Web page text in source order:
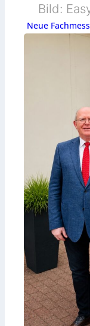
Bild:
Neue